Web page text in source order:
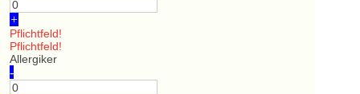
+
Pflichtfeld!
Pflichtfeld!
Allergiker
-